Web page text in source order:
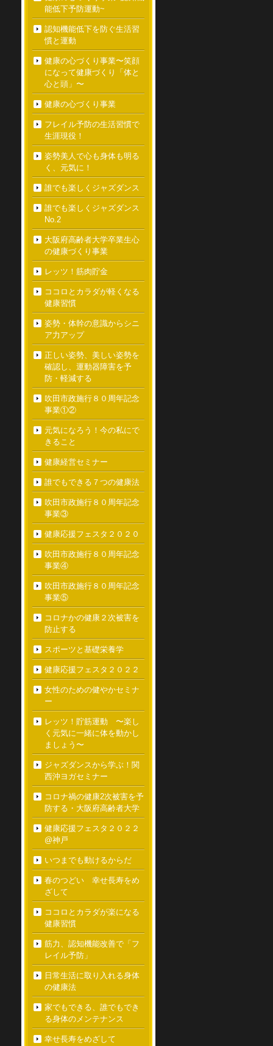
能低下予防運動~
認知機能低下を防ぐ生活習
慣と運動
健康の心づくり事業〜笑顔
になって健康づくり「体と
心と頭」〜
健康の心づくり事業
フレイル予防の生活習慣で
生涯現役！
姿勢美人で心も身体も明る
く、元気に！
誰でも楽しくジャズダンス
誰でも楽しくジャズダンス
No.2
大阪府高齢者大学卒業生心
の健康づくり事業
レッツ！筋肉貯金
ココロとカラダが軽くなる
健康習慣
姿勢・体幹の意識からシニ
ア力アップ
正しい姿勢、美しい姿勢を
確認し、運動器障害を予
防・軽減する
吹田市政施行８０周年記念
事業①②
元気になろう！今の私にで
きること
健康経営セミナー
誰でもできる７つの健康法
吹田市政施行８０周年記念
事業③
健康応援フェスタ２０２０
吹田市政施行８０周年記念
事業④
吹田市政施行８０周年記念
事業⑤
コロナかの健康２次被害を
防止する
スポーツと基礎栄養学
健康応援フェスタ２０２２
女性のための健やかセミナ
ー
レッツ！貯筋運動 〜楽し
く元気に一緒に体を動かし
ましょう〜
ジャズダンスから学ぶ！関
西沖ヨガセミナー
コロナ禍の健康2次被害を予
防する・大阪府高齢者大学
健康応援フェスタ２０２２
@神戸
いつまでも動けるからだ
春のつどい 幸せ長寿をめ
ざして
ココロとカラダが楽になる
健康習慣
筋力、認知機能改善で「フ
レイル予防」
日常生活に取り入れる身体
の健康法
家でもできる、誰でもでき
る身体のメンテナンス
幸せ長寿をめざして